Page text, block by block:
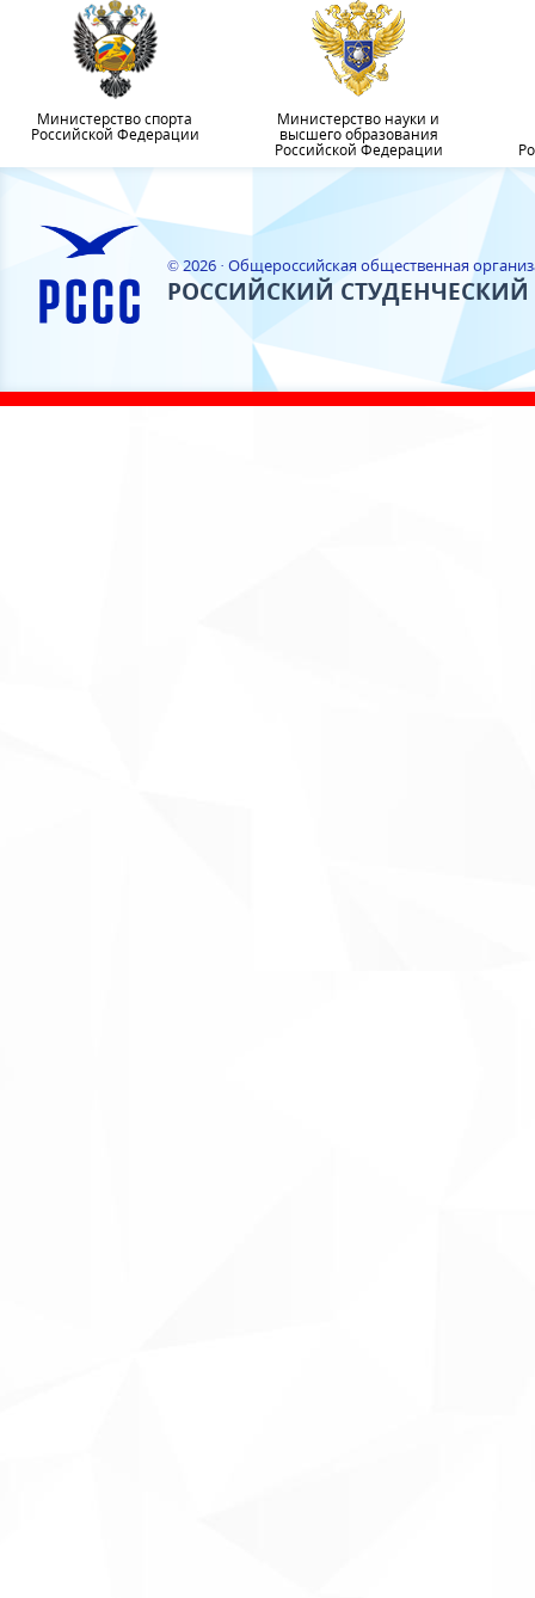
Министерство спорта
Российской Федерации
Министерство науки и
высшего образования
Российской Федерации
© 2026 · Общероссийская общественная
РОССИЙСКИЙ